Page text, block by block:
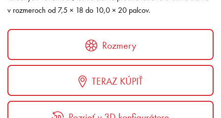
v rozmeroch od 7,5 × 18 do 10,0 × 20 palcov.
Rozmery
TERAZ KÚPIŤ